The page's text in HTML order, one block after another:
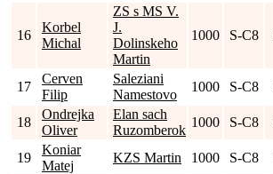
16
Korbel
Michal
ZS s MS V.
J.
Dolinskeho
Martin
1000 S-C8
17
Cerven
Filip
Saleziani
Namestovo
1000 S-C8
18
Ondrejka
Oliver
Elan sach
Ruzomberok
1000 S-C8
19
Koniar
Matej
KZS Martin 1000 S-C8